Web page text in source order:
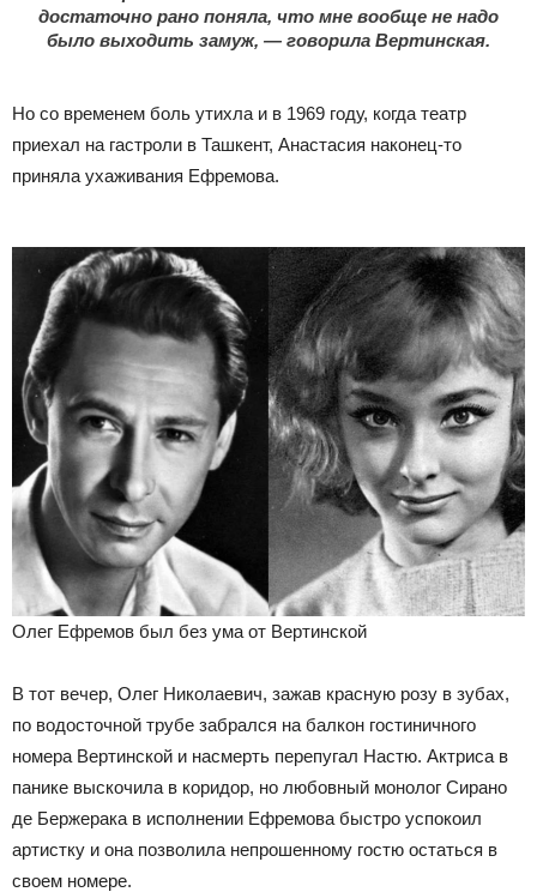
достаточно рано поняла, что мне вообще не надо
было выходить замуж, — говорила Вертинская.
Но со временем боль утихла и в 1969 году, когда театр
приехал на гастроли в Ташкент, Анастасия наконец-то
приняла ухаживания Ефремова.
Олег Ефремов был без ума от Вертинской
В тот вечер, Олег Николаевич, зажав красную розу в зубах,
по водосточной трубе забрался на балкон гостиничного
номера Вертинской и насмерть перепугал Настю. Актриса в
панике выскочила в коридор, но любовный монолог Сирано
де Бержерака в исполнении Ефремова быстро успокоил
артистку и она позволила непрошенному гостю остаться в
своем номере.